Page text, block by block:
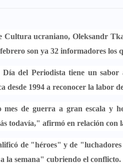
Cultura ucraniano, Oleksandr
son ya 32 informadores los
Día del Periodista tiene un sabor
desde 1994 a reconocer la labor
mes de guerra a gran escalay
todavía," afirmó en relación con
de "héroes" y de "
la semana" cubriendo el conflicto.